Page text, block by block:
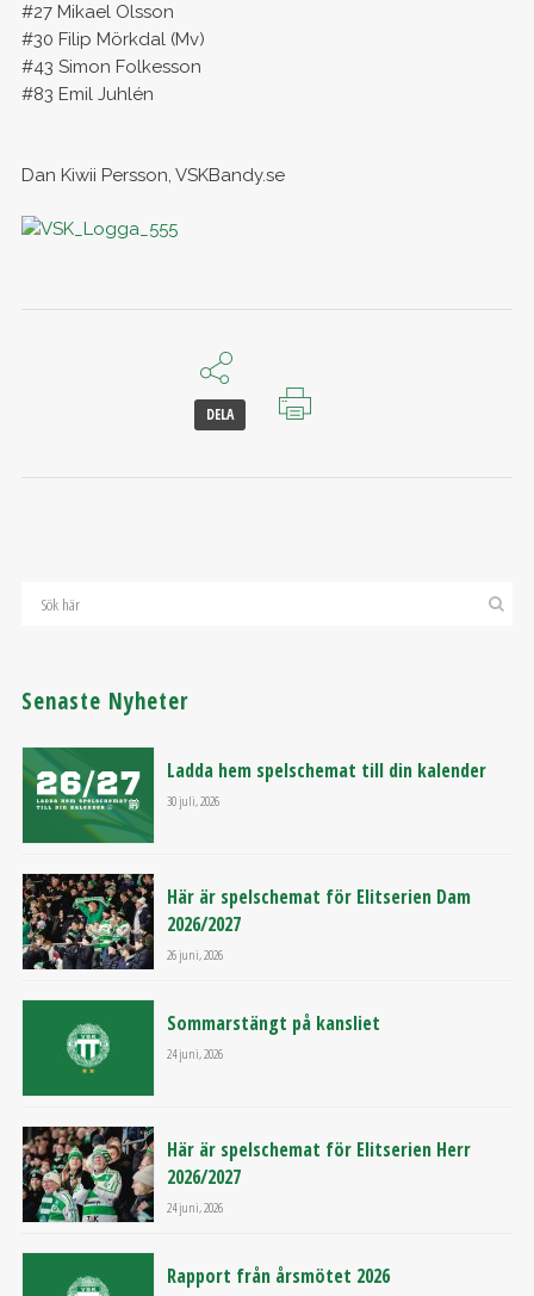
#27 Mikael Olsson
#30 Filip Mörkdal (Mv)
#43 Simon Folkesson
#83 Emil Juhlén
Dan Kiwii Persson, VSKBandy.se
DELA
Senaste Nyheter
Ladda hem spelschemat till din kalender
30 juli, 2026
Här är spelschemat för Elitserien Dam
2026/2027
26 juni, 2026
Sommarstängt på kansliet
24 juni, 2026
Här är spelschemat för Elitserien Herr
2026/2027
24 juni, 2026
Rapport från årsmötet 2026